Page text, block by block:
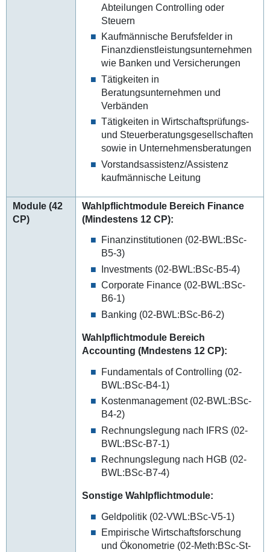
Abteilungen Controlling oder
Steuern
Kaufmännische Berufsfelder in
Finanzdienstleistungsunternehmen
wie Banken und Versicherungen
Tätigkeiten in
Beratungsunternehmen und
Verbänden
Tätigkeiten in Wirtschaftsprüfungs-
und Steuerberatungsgesellschaften
sowie in Unternehmensberatungen
Vorstandsassistenz/Assistenz
kaufmännische Leitung
Module (42
CP)
Wahlpflichtmodule Bereich Finance
(Mindestens 12 CP):
Finanzinstitutionen (02-BWL:BSc-
B5-3)
Investments (02-BWL:BSc-B5-4)
Corporate Finance (02-BWL:BSc-
B6-1)
Banking (02-BWL:BSc-B6-2)
Wahlpflichtmodule Bereich
Accounting (Mndestens 12 CP):
Fundamentals of Controlling (02-
BWL:BSc-B4-1)
Kostenmanagement (02-BWL:BSc-
B4-2)
Rechnungslegung nach IFRS (02-
BWL:BSc-B7-1)
Rechnungslegung nach HGB (02-
BWL:BSc-B7-4)
Sonstige Wahlpflichtmodule:
Geldpolitik (02-VWL:BSc-V5-1)
Empirische Wirtschaftsforschung
und Ökonometrie (02-Meth:BSc-St-